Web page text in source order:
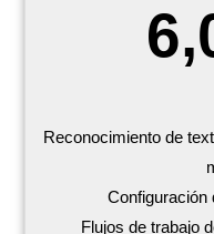
Reconocimiento de
Configuración
Flujos de trabajo